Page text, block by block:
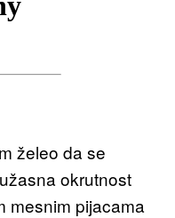
želeo da se
okrutnost
mesnim pijacama